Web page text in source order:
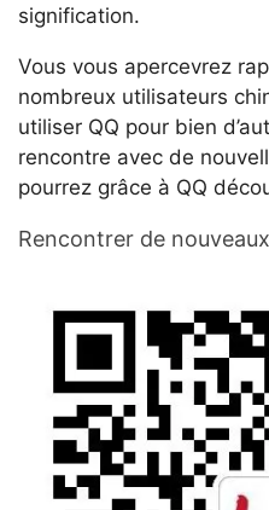
signification.
Vous vous apercevrez
nombreux utilisateurs
utiliser QQ pour bien
rencontre avec de
pourrez grâce à QQ
Rencontrer de